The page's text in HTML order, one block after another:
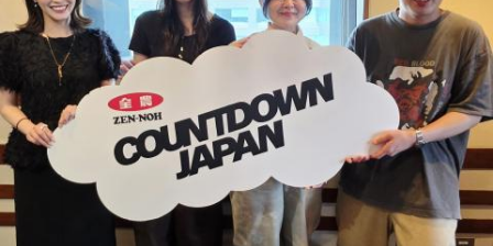
――今シーズンの登板はまだ2試合ですが、ヒットを1本も打
たれていないです。
山田「そうなんですか？ 何の意識もしていないです（笑）。
1イニングを無失点で抑える。どれだけピンチを作っても無失
点で抑えるというのが中継ぎの仕事なので、それができたと
いうのは本当にいいことなのかなと思います」
※インタビュアー：文化放送・斉藤一美アナウンサー
す。
※ メールの件名は「鬼事」でお願いします。
◎コーナー『人生アイズ相談ドラゴン』
「仕事場の上司、良い人なんだけどここが好きになれなく
「友人と遊んだ時に言われたあの一言がずっとモヤモヤして